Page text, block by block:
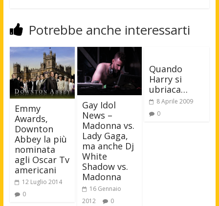
Potrebbe anche interessarti
Emmy
Awards,
Downton
Abbey la più
nominata
agli Oscar Tv
americani
12 Luglio 2014
0
Gay Idol
News –
Madonna vs.
Lady Gaga,
ma anche Dj
White
Shadow vs.
Madonna
16 Gennaio
2012
0
Quando
Harry si
ubriaca…
8 Aprile 2009
0